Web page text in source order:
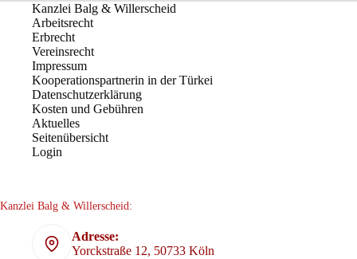
Kanzlei Balg & Willerscheid
Arbeitsrecht
Erbrecht
Vereinsrecht
Impressum
Kooperationspartnerin in der Türkei
Datenschutzerklärung
Kosten und Gebühren
Aktuelles
Seitenübersicht
Login
Kanzlei Balg & Willerscheid:
Adresse:
Yorckstraße 12, 50733 Köln